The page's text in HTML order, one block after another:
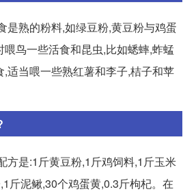
是熟的粉料,如绿豆粉,黄豆粉与鸡蛋
鸟一些活食和昆虫,比如蟋蟀,蚱蜢
,适当喂一些熟红薯和李子,桔子和苹
方是:1斤黄豆粉,1斤鸡饲料,1斤玉米
斤泥鳅,30个鸡蛋黄,0.3斤枸杞。在